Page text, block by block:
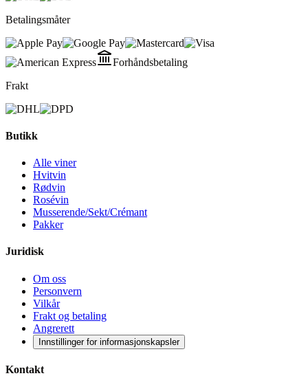
Betalingsmåter
Forhåndsbetaling
Frakt
Butikk
Alle viner
Hvitvin
Rødvin
Rosévin
Musserende/Sekt/Crémant
Pakker
Juridisk
Om oss
Personvern
Vilkår
Frakt og betaling
Angrerett
Innstillinger for informasjonskapsler
Kontakt